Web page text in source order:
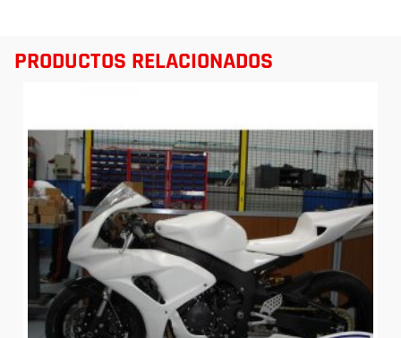
PRODUCTOS RELACIONADOS